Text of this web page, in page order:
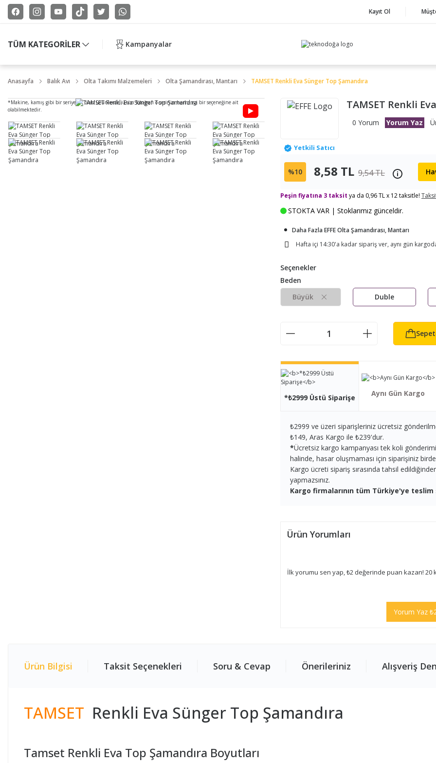
Kayıt Ol
TÜM KATEGORİLER Kampanyalar
Anasayfa Balık Avı Olta Takımı Malzemeleri Olta Şamandırası, Mantarı TAMSET Renkli Eva Sünger Top Şamandıra
*Makine, kamış gibi bir seriye ait olan ürünlerde, ürün fotoğrafı o serinin herhangi bir seçeneğine ait
olabilmektedir.
Yetkili Satıcı
TAMSET Renkli
0 Yorum Yorum Yaz
%10 8,58 TL 9,54 TL
Peşin fiyatına 3 taksit ya da 0,96 TL x 12 taksitle!
STOKTA VAR | Stoklarımız günceldir.
Daha Fazla EFFE Olta Şamandırası, Mantarı
Hafta içi 14:30'a kadar sipariş ver, aynı gün
Seçenekler
Beden
Büyük
Duble
*₺2999 Üstü Siparişe Aynı Gün Kargo
₺2999 ve üzeri siparişleriniz ücretsiz
₺149, Aras Kargo ile ₺239'dur.
*Ücretsiz kargo kampanyası tek koli
halinde, hasar oluşmaması için siparişiniz
Kargo ücreti sipariş sırasında tahsil
yapmazsınız.
Kargo firmalarının tüm Türkiye'ye
Ürün Yorumları
İlk yorumu sen yap, ₺2 değerinde puan kazan!
Yorum Yaz
Ürün Bilgisi Taksit Seçenekleri Soru & Cevap Önerileriniz Alışveriş
TAMSET Renkli Eva Sünger Top Şamandıra
Tamset Renkli Eva Top Şamandıra Boyutları